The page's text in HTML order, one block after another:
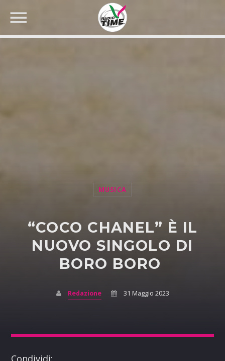
MUSICA
“COCO CHANEL” È IL
NUOVO SINGOLO DI
BORO BORO
Redazione 31 Maggio 2023
Condividi: